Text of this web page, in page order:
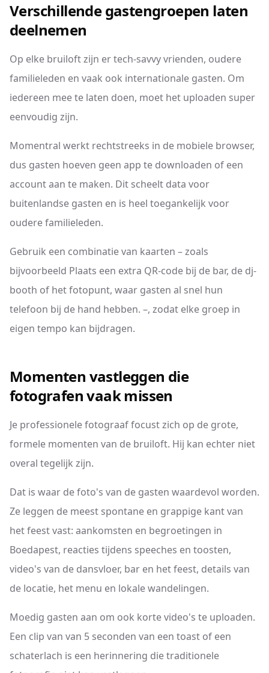
Verschillende gastengroepen laten
deelnemen
Op elke bruiloft zijn er tech-savvy vrienden, oudere
familieleden en vaak ook internationale gasten. Om
iedereen mee te laten doen, moet het uploaden super
eenvoudig zijn.
Momentral werkt rechtstreeks in de mobiele browser,
dus gasten hoeven geen app te downloaden of een
account aan te maken. Dit scheelt data voor
buitenlandse gasten en is heel toegankelijk voor
oudere familieleden.
Gebruik een combinatie van kaarten – zoals
bijvoorbeeld Plaats een extra QR-code bij de bar, de dj-
booth of het fotopunt, waar gasten al snel hun
telefoon bij de hand hebben. –, zodat elke groep in
eigen tempo kan bijdragen.
Momenten vastleggen die
fotografen vaak missen
Je professionele fotograaf focust zich op de grote,
formele momenten van de bruiloft. Hij kan echter niet
overal tegelijk zijn.
Dat is waar de foto's van de gasten waardevol worden.
Ze leggen de meest spontane en grappige kant van
het feest vast: aankomsten en begroetingen in
Boedapest, reacties tijdens speeches en toosten,
video's van de dansvloer, bar en het feest, details van
de locatie, het menu en lokale wandelingen.
Moedig gasten aan om ook korte video's te uploaden.
Een clip van van 5 seconden van een toast of een
schaterlach is een herinnering die traditionele